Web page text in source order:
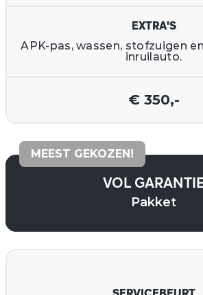
EXTRA'S
APK-pas, wassen, stofzuigen
inruilauto.
€ 350,-
VOL
Pakket
MEEST GEKOZEN!